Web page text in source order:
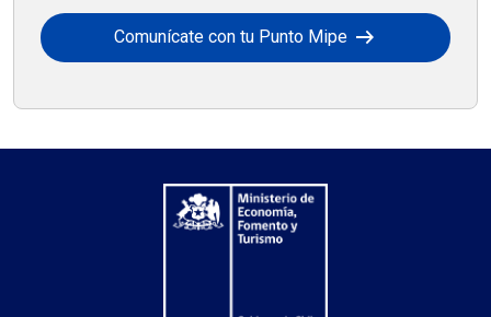
Comunícate con tu Punto Mipe arrow_right_alt